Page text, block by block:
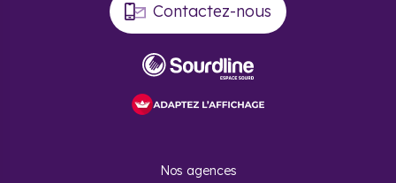
Contactez-nous
Nos agences